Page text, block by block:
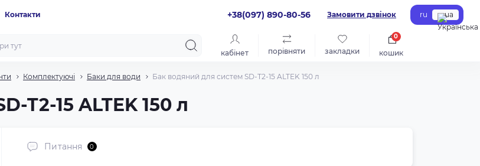
Контакти +38(097) 890-80-56 Замовити дзвінок ru ua
кабінет порівняти закладки кошик
0
Комплектуючі Баки для води Бак водяний для систем SD-T2-15 ALTEK 150 л
T2-15 ALTEK 150 л
Питання 0